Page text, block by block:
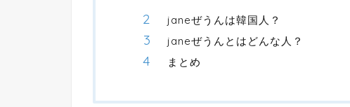
janeぜうんは韓国人？
janeぜうんとはどんな人？
まとめ